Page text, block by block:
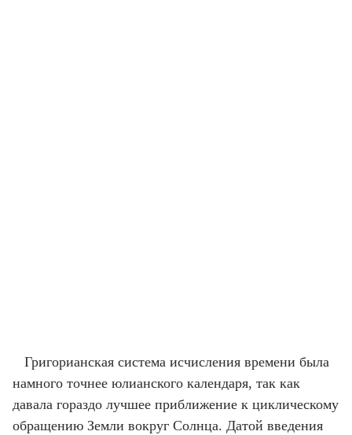
Григорианская система исчисления времени была
намного точнее юлианского календаря, так как
давала гораздо лучшее приближение к циклическому
обращению Земли вокруг Солнца. Датой введения